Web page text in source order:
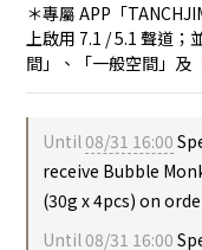
＊專屬 APP「
上啟用 7.1 / 5.1 聲道；
間」、「一般空間」及
Until08/31 16:00
receive Bubble
(30g x 4pcs) on
Until08/31 16:00